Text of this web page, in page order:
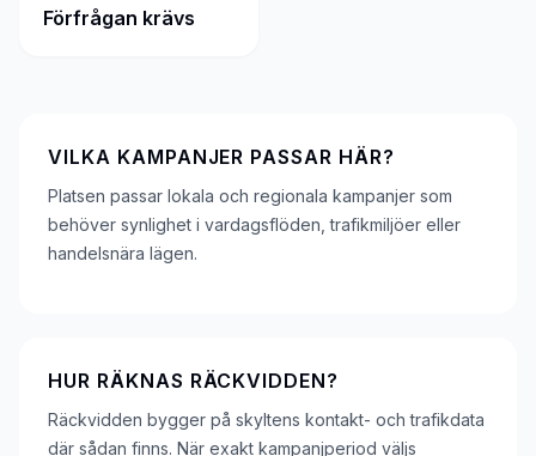
Förfrågan krävs
VILKA KAMPANJER PASSAR HÄR?
Platsen passar lokala och regionala kampanjer som
behöver synlighet i vardagsflöden, trafikmiljöer eller
handelsnära lägen.
HUR RÄKNAS RÄCKVIDDEN?
Räckvidden bygger på skyltens kontakt- och trafikdata
där sådan finns. När exakt kampanjperiod väljs